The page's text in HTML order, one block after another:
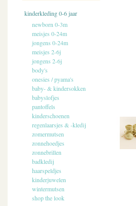
kinderkleding 0-6 jaar
newborn 0-3m
meisjes 0-24m
jongens 0-24m
meisjes 2-6j
jongens 2-6j
body's
onesies / pyama's
baby- & kindersokken
babyslofjes
pantoffels
kinderschoenen
regenlaarsjes & -kledij
zomermutsen
zonnehoedjes
zonnebrillen
badkledij
haarspeldjes
kinderjuwelen
wintermutsen
shop the look